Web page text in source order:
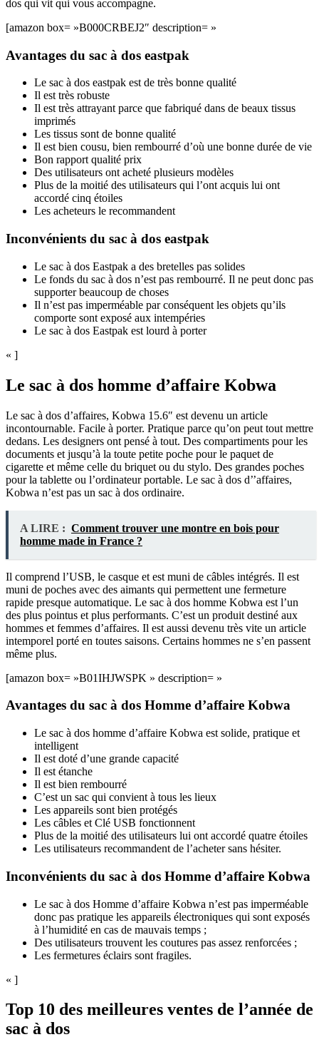
dos qui vit qui vous accompagne.
[amazon box= »B000CRBEJ2″ description= »
Avantages du sac à dos eastpak
Le sac à dos eastpak est de très bonne qualité
Il est très robuste
Il est très attrayant parce que fabriqué dans de beaux tissus
imprimés
Les tissus sont de bonne qualité
Il est bien cousu, bien rembourré d’où une bonne durée de vie
Bon rapport qualité prix
Des utilisateurs ont acheté plusieurs modèles
Plus de la moitié des utilisateurs qui l’ont acquis lui ont
accordé cinq étoiles
Les acheteurs le recommandent
Inconvénients du sac à dos eastpak
Le sac à dos Eastpak a des bretelles pas solides
Le fonds du sac à dos n’est pas rembourré. Il ne peut donc pas
supporter beaucoup de choses
Il n’est pas imperméable par conséquent les objets qu’ils
comporte sont exposé aux intempéries
Le sac à dos Eastpak est lourd à porter
« ]
Le sac à dos homme d’affaire Kobwa
Le sac à dos d’affaires, Kobwa 15.6″ est devenu un article
incontournable. Facile à porter. Pratique parce qu’on peut tout mettre
dedans. Les designers ont pensé à tout. Des compartiments pour les
documents et jusqu’à la toute petite poche pour le paquet de
cigarette et même celle du briquet ou du stylo. Des grandes poches
pour la tablette ou l’ordinateur portable. Le sac à dos d’’affaires,
Kobwa n’est pas un sac à dos ordinaire.
A LIRE : Comment trouver une montre en bois pour
homme made in France ?
Il comprend l’USB, le casque et est muni de câbles intégrés. Il est
muni de poches avec des aimants qui permettent une fermeture
rapide presque automatique. Le sac à dos homme Kobwa est l’un
des plus pointus et plus performants. C’est un produit destiné aux
hommes et femmes d’affaires. Il est aussi devenu très vite un article
intemporel porté en toutes saisons. Certains hommes ne s’en passent
même plus.
[amazon box= »B01IHJWSPK » description= »
Avantages du sac à dos Homme d’affaire Kobwa
Le sac à dos homme d’affaire Kobwa est solide, pratique et
intelligent
Il est doté d’une grande capacité
Il est étanche
Il est bien rembourré
C’est un sac qui convient à tous les lieux
Les appareils sont bien protégés
Les câbles et Clé USB fonctionnent
Plus de la moitié des utilisateurs lui ont accordé quatre étoiles
Les utilisateurs recommandent de l’acheter sans hésiter.
Inconvénients du sac à dos Homme d’affaire Kobwa
Le sac à dos Homme d’affaire Kobwa n’est pas imperméable
donc pas pratique les appareils électroniques qui sont exposés
à l’humidité en cas de mauvais temps ;
Des utilisateurs trouvent les coutures pas assez renforcées ;
Les fermetures éclairs sont fragiles.
« ]
Top 10 des meilleures ventes de l’année de
sac à dos